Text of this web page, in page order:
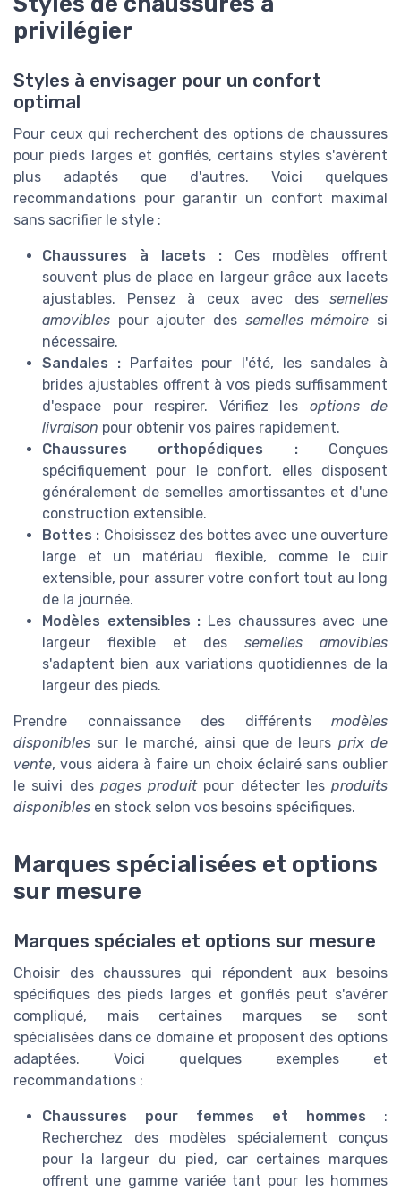
privilégier
Styles à envisager pour un confort
optimal
Pour ceux qui recherchent des options de chaussures
pour pieds larges et gonflés, certains styles s'avèrent
plus adaptés que d'autres. Voici quelques
recommandations pour garantir un confort maximal
sans sacrifier le style :
Chaussures à lacets : Ces modèles offrent
souvent plus de place en largeur grâce aux lacets
ajustables. Pensez à ceux avec des semelles
amovibles pour ajouter des semelles mémoire si
nécessaire.
Sandales : Parfaites pour l'été, les sandales à
brides ajustables offrent à vos pieds suffisamment
d'espace pour respirer. Vérifiez les options de
livraison pour obtenir vos paires rapidement.
Chaussures orthopédiques :Conçues
spécifiquement pour le confort, elles disposent
généralement de semelles amortissantes et d'une
construction extensible.
Bottes : Choisissez des bottes avec une ouverture
large et un matériau flexible, comme le cuir
extensible, pour assurer votre confort tout au long
de la journée.
Modèles extensibles : Les chaussures avec une
largeur flexible et dessemelles amovibles
s'adaptent bien aux variations quotidiennes de la
largeur des pieds.
Prendre connaissance des différents modèles
disponibles sur le marché, ainsi que de leurs prix de
vente, vous aidera à faire un choix éclairé sans oublier
le suivi des pages produitpour détecter les produits
disponibles en stock selon vos besoins spécifiques.
Marques spécialisées et options
sur mesure
Marques spéciales et options sur mesure
Choisir des chaussures qui répondent aux besoins
spécifiques des pieds larges et gonflés peut s'avérer
compliqué, mais certaines marques se sont
spécialisées dans ce domaine et proposent des options
adaptées. Voici quelques exemples et
recommandations :
Chaussures pour femmes et hommes :
Recherchez des modèles spécialement conçus
pour la largeur du pied, car certaines marques
offrent une gamme variée tant pour les hommes